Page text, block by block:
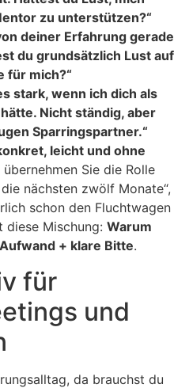
zu unterstützen?“
deiner Erfahrung gerade
du grundsätzlich Lust auf
für mich?“
stark, wenn ich dich als
Nicht ständig, aber
Sparringspartner.“
leicht und ohne
Sie die Rolle
nächsten zwölf Monate“,
schon den Fluchtwagen
Mischung: Warum
+ klare Bitte.
für
und
da brauchst du